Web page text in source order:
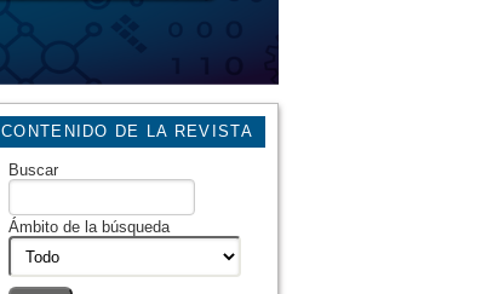
CONTENIDO DE LA REVISTA
Buscar
Ámbito de la búsqueda